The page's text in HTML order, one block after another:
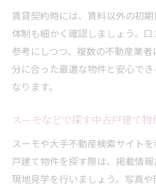
賃貸契約時には、賃料以外の初
体制も細かく確認しましょう。
参考にしつつ、複数の不動産業
分に合った最適な物件と安心で
なります。
スーモなどで探す中古戸建て物
スーモや大手不動産検索サイト
戸建て物件を探す際は、掲載情
現地見学を行いましょう。写真